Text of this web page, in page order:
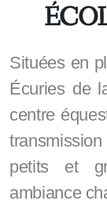
Situées en
Écuries de
centre
petits et
ambiance